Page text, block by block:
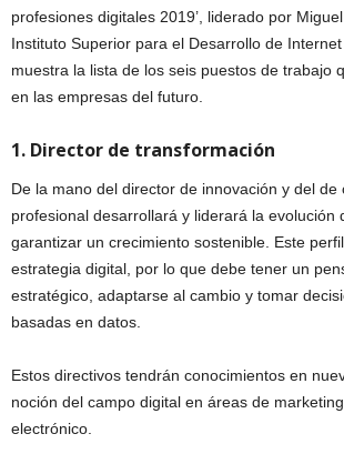
profesiones digitales 2019’, liderado por
Instituto Superior para el Desarrollo de Internet
muestra la lista de los seis puestos de trabajo
en las empresas del futuro.
1. Director de transformación
De la mano del director de innovación y del de
profesional desarrollará y liderará la evolución
garantizar un crecimiento sostenible. Este
estrategia digital, por lo que debe tener un
estratégico, adaptarse al cambio y tomar
basadas en datos.
Estos directivos tendrán conocimientos en
noción del campo digital en áreas de
electrónico.